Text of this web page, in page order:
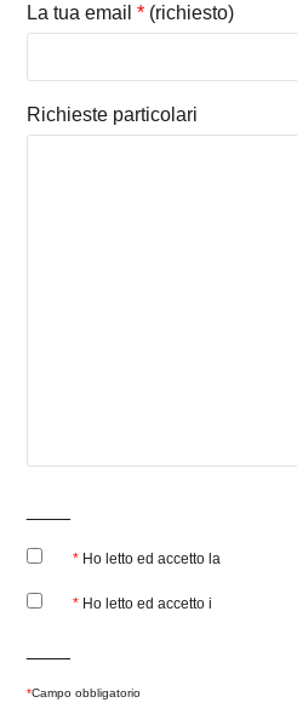
La tua email* (richiesto)
Richieste particolari
* Ho letto ed accetto la
* Ho letto ed accetto i
*Campo obbligatorio